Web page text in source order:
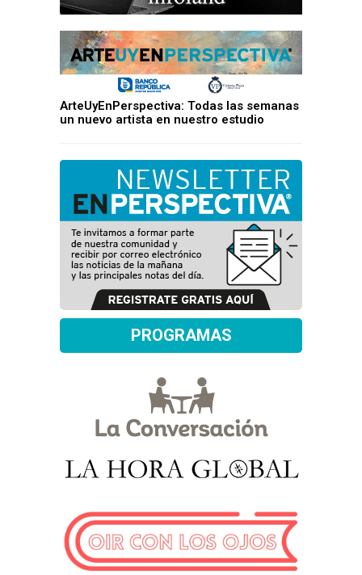
ArteUyEnPerspectiva: Todas las semanas
un nuevo artista en nuestro estudio
PROGRAMAS